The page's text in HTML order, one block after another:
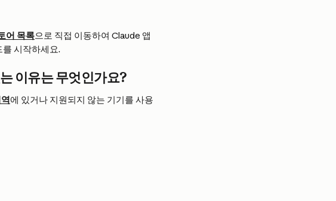
어 목록으로 직접 이동하여 Claude 앱
시작하세요.
이유는 무엇인가요?
에 있거나 지원되지 않는 기기를 사용